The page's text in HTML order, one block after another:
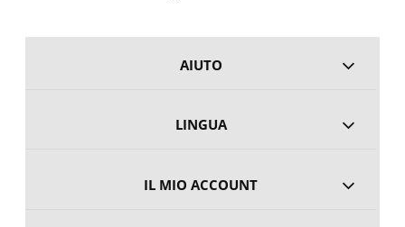
AIUTO
LINGUA
IL MIO ACCOUNT